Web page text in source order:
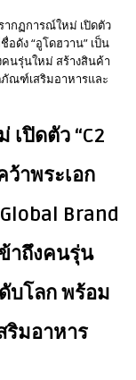
ากฏการณ์ใหม่ เปิดตัว
อดัง “อูโดฮวาน” เป็น
นรุ่นใหม่ สร้างสินค้า
ณฑ์เสริมอาหารและ
เปิดตัว “C2
าพระเอก
Brand
าถึงคนรุ่น
บโลก พร้อม
มอาหาร